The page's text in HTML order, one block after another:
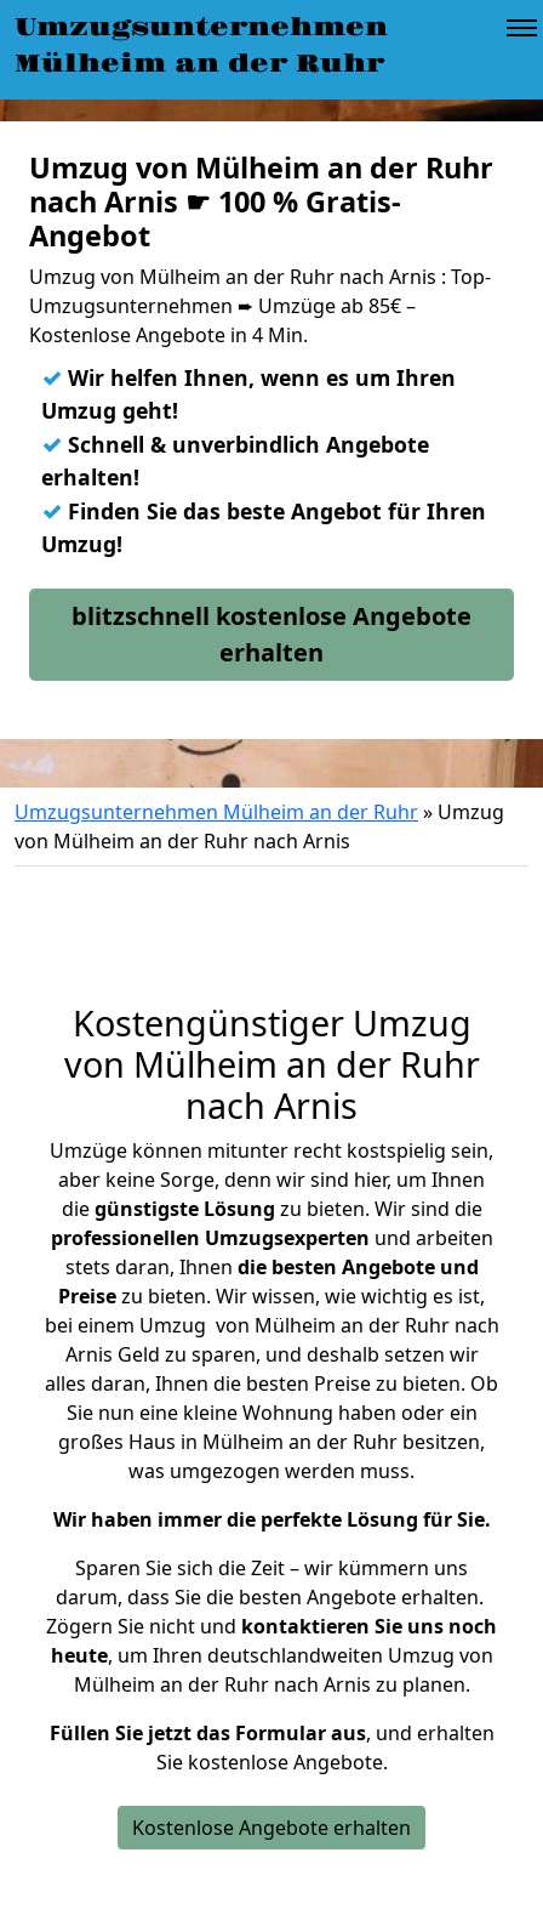
Umzugsunternehmen
Mülheim an der Ruhr
Umzug von Mülheim an der Ruhr
nach Arnis ☛ 100 % Gratis-
Angebot
Umzug von Mülheim an der Ruhr nach Arnis : Top-
Umzugsunternehmen ➨ Umzüge ab 85€ –
Kostenlose Angebote in 4 Min.
✓ Wir helfen Ihnen, wenn es um Ihren
Umzug geht!
✓ Schnell & unverbindlich Angebote
erhalten!
✓ Finden Sie das beste Angebot für Ihren
Umzug!
blitzschnell kostenlose Angebote
erhalten
Umzugsunternehmen Mülheim an der Ruhr» Umzug
von Mülheim an der Ruhr nach Arnis
Kostengünstiger Umzug
von Mülheim an der Ruhr
nach Arnis
Umzüge können mitunter recht kostspielig sein,
aber keine Sorge, denn wir sind hier, um Ihnen
diegünstigste Lösung zu bieten. Wir sind die
professionellen Umzugsexperten und arbeiten
stets daran, Ihnen die besten Angebote und
Preisezu bieten. Wir wissen, wie wichtig es ist,
bei einem Umzug von Mülheim an der Ruhr nach
Arnis Geld zu sparen, und deshalb setzen wir
alles daran, Ihnen die besten Preise zu bieten. Ob
Sie nun eine kleine Wohnung haben oder ein
großes Haus in Mülheim an der Ruhr besitzen,
was umgezogen werden muss.
Wir haben immer die perfekte Lösung für Sie.
Sparen Sie sich die Zeit – wir kümmern uns
darum, dass Sie die besten Angebote erhalten.
Zögern Sie nicht und kontaktieren Sie uns noch
heute, um Ihren deutschlandweiten Umzug von
Mülheim an der Ruhr nach Arnis zu planen.
Füllen Sie jetzt das Formular aus, und erhalten
Sie kostenlose Angebote.
Kostenlose Angebote erhalten